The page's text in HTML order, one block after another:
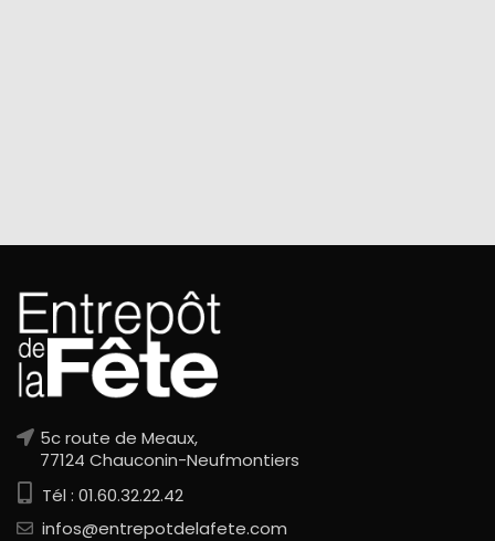
5c route de Meaux,
77124 Chauconin-Neufmontiers
Tél : 01.60.32.22.42
infos@entrepotdelafete.com